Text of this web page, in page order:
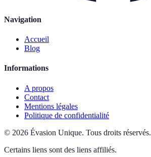
Navigation
Accueil
Blog
Informations
A propos
Contact
Mentions légales
Politique de confidentialité
© 2026 Évasion Unique. Tous droits réservés.
Certains liens sont des liens affiliés.